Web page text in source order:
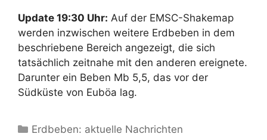
Update 19:30 Uhr: Auf der EMSC-Shakemap
werden inzwischen weitere Erdbeben in dem
beschriebene Bereich angezeigt, die sich
tatsächlich zeitnahe mit den anderen ereignete.
Darunter ein Beben Mb 5,5, das vor der
Südküste von Euböa lag.
Kategorien
Erdbeben: aktuelle Nachrichten